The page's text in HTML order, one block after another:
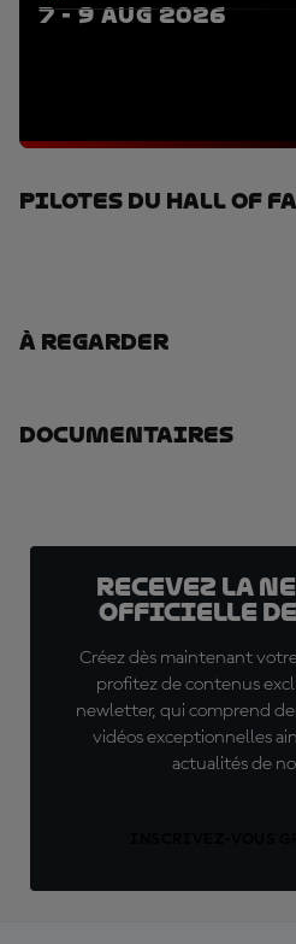
7 - 9 AUG 2026
PILOTES DU HALL OF
À Regarder
Documentaires
Recevez la
officielle de
Créez dès maintenant
profitez de contenus
newletter, qui comprend
vidéos exceptionnelles
actualités de